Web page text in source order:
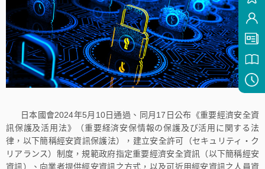
日本國會2024年5月10日通過、同月17日公布《重要經濟安全資
訊保護及活用法》（重要経済安保情報の保護及び活用に関する法
律，以下簡稱經安資訊保護法），建立安全許可（セキュリティ・ク
リアランス）制度，規範政府指定重要經濟安全資訊（以下簡稱經安
資訊）、向業者提供經安資訊之方式，以及可近用經安資訊之人員資